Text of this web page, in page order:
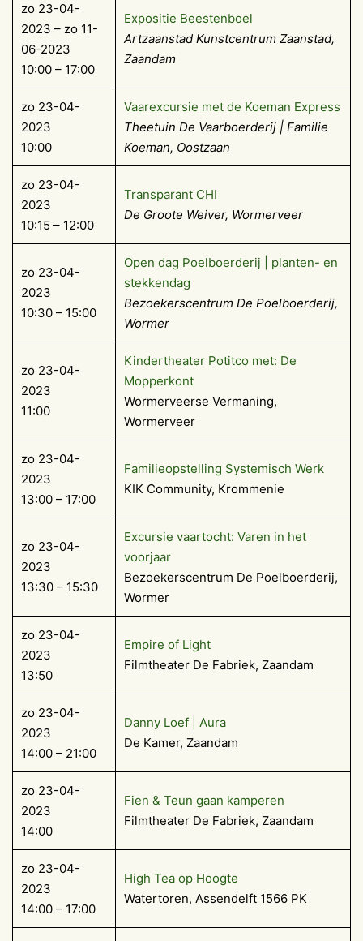
zo 23-04-
2023 – zo 11-
06-2023
10:00 – 17:00
Expositie Beestenboel
Artzaanstad Kunstcentrum Zaanstad,
Zaandam
zo 23-04-
2023
10:00
Vaarexcursie met de Koeman Express
Theetuin De Vaarboerderij | Familie
Koeman, Oostzaan
zo 23-04-
2023
10:15 – 12:00
Transparant CHI
De Groote Weiver, Wormerveer
zo 23-04-
2023
10:30 – 15:00
Open dag Poelboerderij | planten- en
stekkendag
Bezoekerscentrum De Poelboerderij,
Wormer
zo 23-04-
2023
11:00
Kindertheater Potitco met: De
Mopperkont
Wormerveerse Vermaning,
Wormerveer
zo 23-04-
2023
13:00 – 17:00
Familieopstelling Systemisch Werk
KIK Community, Krommenie
zo 23-04-
2023
13:30 – 15:30
Excursie vaartocht: Varen in het
voorjaar
Bezoekerscentrum De Poelboerderij,
Wormer
zo 23-04-
2023
13:50
Empire of Light
Filmtheater De Fabriek, Zaandam
zo 23-04-
2023
14:00 – 21:00
Danny Loef | Aura
De Kamer, Zaandam
zo 23-04-
2023
14:00
Fien & Teun gaan kamperen
Filmtheater De Fabriek, Zaandam
zo 23-04-
2023
14:00 – 17:00
High Tea op Hoogte
Watertoren, Assendelft 1566 PK